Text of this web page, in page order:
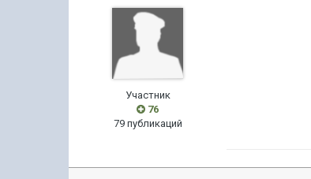
Участник
76
79 публикаций